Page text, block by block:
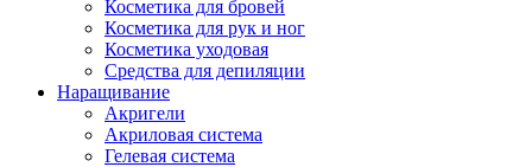
Косметика для бровей
Косметика для рук и ног
Косметика уходовая
Средства для депиляции
Наращивание
Акригели
Акриловая система
Гелевая система